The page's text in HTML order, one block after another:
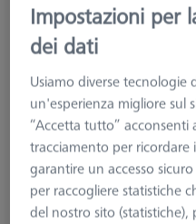
Impostazioni per
dei dati
Usiamo diverse
un'esperienza migliore sul
“Accetta tutto”
tracciamento per ricordare
garantire un accesso
per raccogliere statistiche
del nostro sito